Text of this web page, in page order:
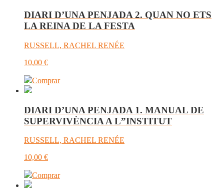
DIARI D’UNA PENJADA 2. QUAN NO ETS
LA REINA DE LA FESTA
RUSSELL, RACHEL RENÉE
10,00 €
Comprar
DIARI D’UNA PENJADA 1. MANUAL DE
SUPERVIVÈNCIA A L”INSTITUT
RUSSELL, RACHEL RENÉE
10,00 €
Comprar